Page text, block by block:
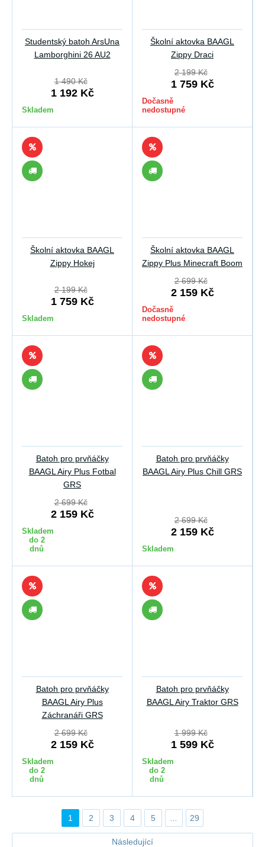
Studentský batoh ArsUna
Lamborghini 26 AU2
1 490 Kč
1 192 Kč
Skladem
Školní aktovka BAAGL
Zippy Draci
2 199 Kč
1 759 Kč
Dočasně
nedostupné
Školní aktovka BAAGL
Zippy Hokej
2 199 Kč
1 759 Kč
Skladem
Školní aktovka BAAGL
Zippy Plus Minecraft Boom
2 699 Kč
2 159 Kč
Dočasně
nedostupné
Batoh pro prvňáčky
BAAGL Airy Plus Fotbal
GRS
2 699 Kč
2 159 Kč
Skladem
do 2
dnů
Batoh pro prvňáčky
BAAGL Airy Plus Chill GRS
2 699 Kč
2 159 Kč
Skladem
Batoh pro prvňáčky
BAAGL Airy Plus
Záchranáři GRS
2 699 Kč
2 159 Kč
Skladem
do 2
dnů
Batoh pro prvňáčky
BAAGL Airy Traktor GRS
1 999 Kč
1 599 Kč
Skladem
do 2
dnů
1 2 3 4 5 29
Následující